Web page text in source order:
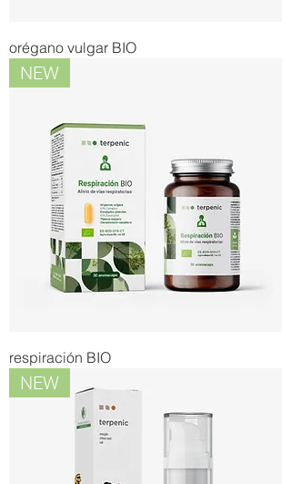
orégano vulgar BIO
NEW
respiración BIO
NEW